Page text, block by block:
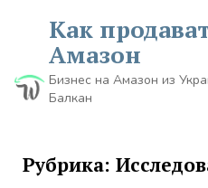
Как
Амазон
Бизнес на Амазон из
Балкан
Рубрика: